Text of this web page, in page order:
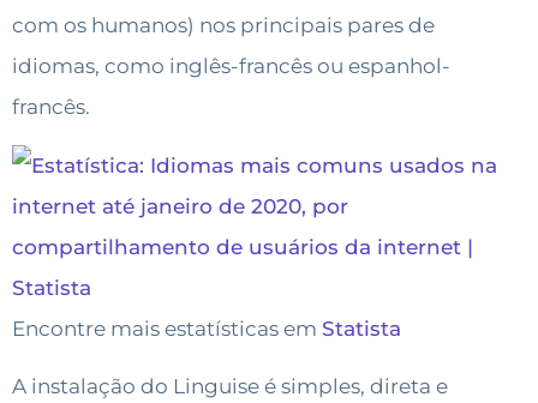
com os humanos) nos principais pares de
idiomas, como inglês-francês ou espanhol-
francês.
Encontre mais estatísticas em Statista
A instalação do Linguise é simples, direta e